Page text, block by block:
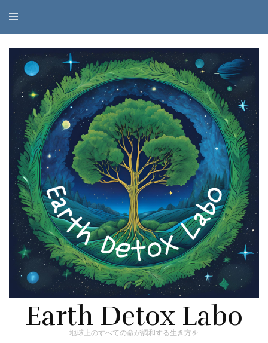
Earth Detox Labo
地球上のすべての命が調和する生き方を